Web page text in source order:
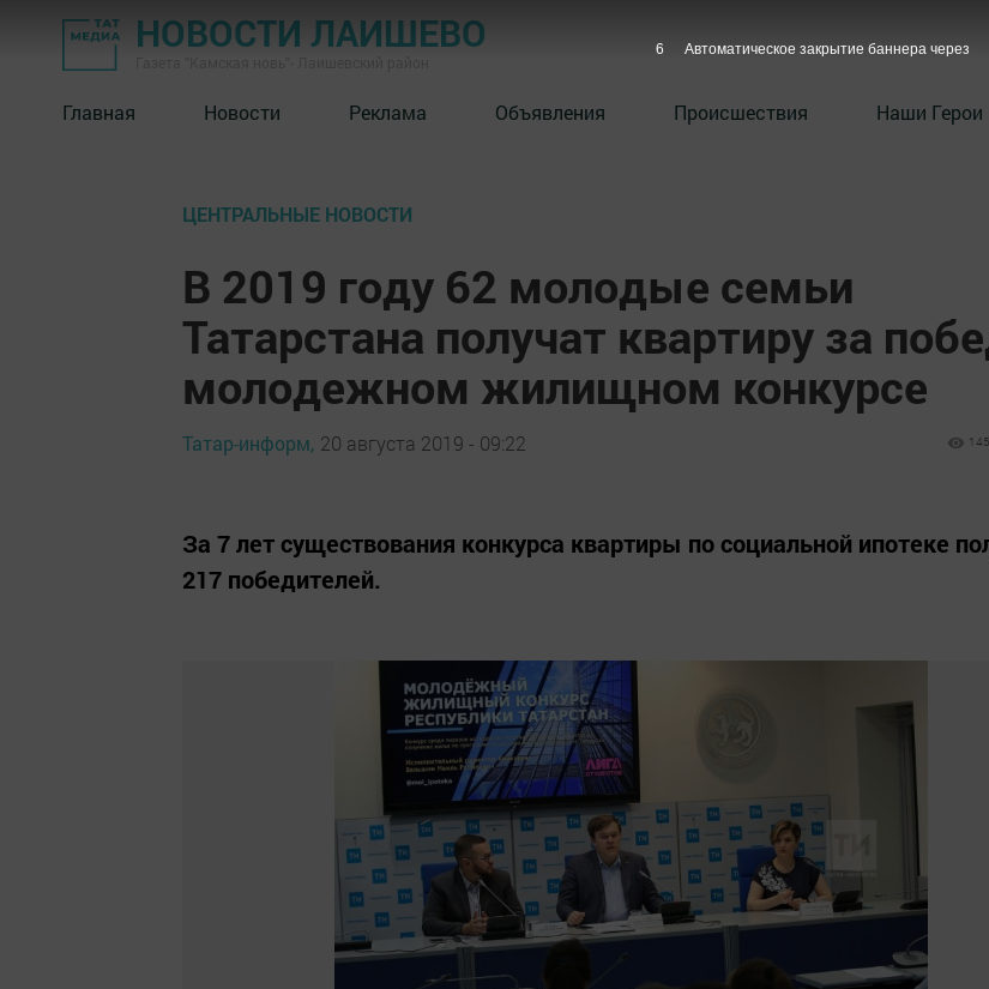
НОВОСТИ ЛАИШЕВО
Главная Новости Реклама Объявления Происшествия Наши Герои
ЦЕНТРАЛЬНЫЕ НОВОСТИ
В 2019 году 62 молодые семьи
Татарстана получат квартиру за
молодежном жилищном конкурсе
Татар-информ, 20 августа 2019 - 09:22
За 7 лет существования конкурса квартиры по социальной ипотеке
217 победителей.
4 Автоматическое закрытие баннера через